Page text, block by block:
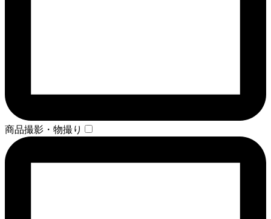
商品撮影・物撮り